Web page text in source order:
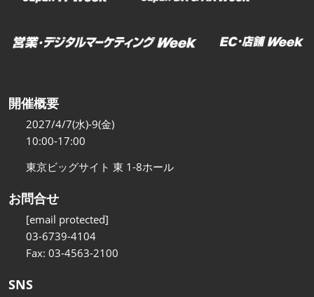
開催概要
2027/4/7(水)-9(金)
10:00-17:00
東京ビッグサイト 東 1-8ホール
お問合せ
[email protected]
03-6739-4104
Fax: 03-4563-2100
SNS